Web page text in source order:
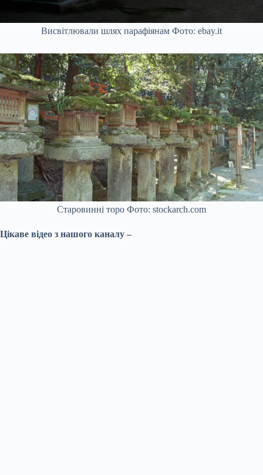
Висвітлювали шлях парафіянам Фото: ebay.it
Старовинні торо Фото: stockarch.com
Цікаве відео з нашого каналу –